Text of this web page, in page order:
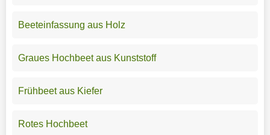
Beeteinfassung aus Holz
Graues Hochbeet aus Kunststoff
Frühbeet aus Kiefer
Rotes Hochbeet